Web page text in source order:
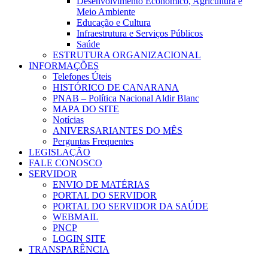
Meio Ambiente
Educação e Cultura
Infraestrutura e Serviços Públicos
Saúde
ESTRUTURA ORGANIZACIONAL
INFORMAÇÕES
Telefones Úteis
HISTÓRICO DE CANARANA
PNAB – Política Nacional Aldir Blanc
MAPA DO SITE
Notícias
ANIVERSARIANTES DO MÊS
Perguntas Frequentes
LEGISLAÇÃO
FALE CONOSCO
SERVIDOR
ENVIO DE MATÉRIAS
PORTAL DO SERVIDOR
PORTAL DO SERVIDOR DA SAÚDE
WEBMAIL
PNCP
LOGIN SITE
TRANSPARÊNCIA